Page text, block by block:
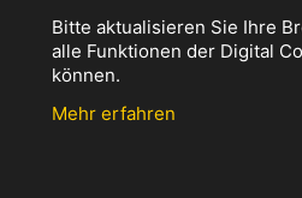
Bitte aktualisieren Sie Ihre
alle Funktionen der Digital
können.
Mehr erfahren